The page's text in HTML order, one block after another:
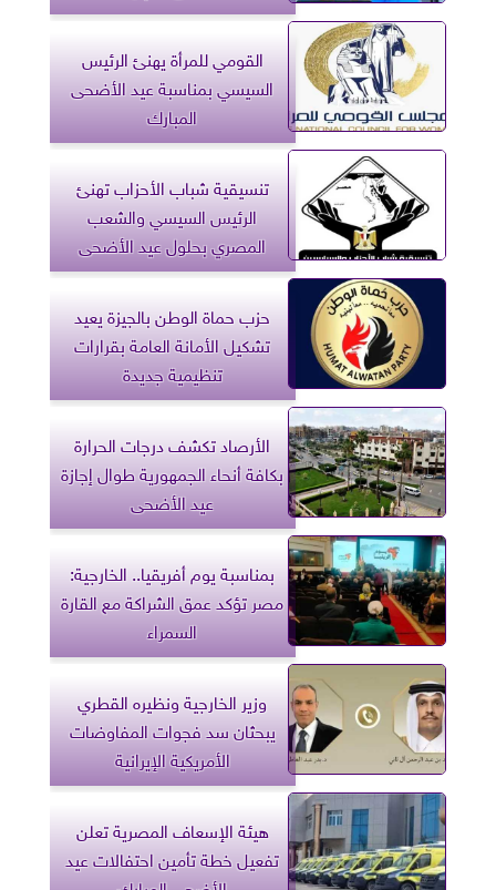
القومي للمرأة يهنئ الرئيس
السيسي بمناسبة عيد الأضحى
المبارك
تنسيقية شباب الأحزاب تهنئ
الرئيس السيسي والشعب
المصري بحلول عيد الأضحى
حزب حماة الوطن بالجيزة يعيد
تشكيل الأمانة العامة بقرارات
تنظيمية جديدة
الأرصاد تكشف درجات الحرارة
بكافة أنحاء الجمهورية طوال إجازة
عيد الأضحى
بمناسبة يوم أفريقيا.. الخارجية:
مصر تؤكد عمق الشراكة مع القارة
السمراء
وزير الخارجية ونظيره القطري
يبحثان سد فجوات المفاوضات
الأمريكية الإيرانية
هيئة الإسعاف المصرية تعلن
تفعيل خطة تأمين احتفالات عيد